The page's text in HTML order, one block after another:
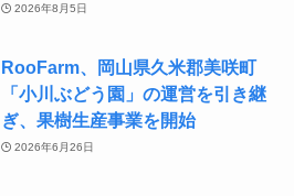
2026年8月5日
RooFarm、岡山県久米郡美咲町
「小川ぶどう園」の運営を引き継
ぎ、果樹生産事業を開始
2026年6月26日